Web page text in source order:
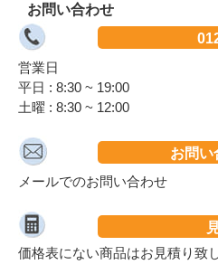
お問い合わせ
営業日
平日 : 8:30 ~ 19:00
土曜 : 8:30 ~ 12:00
お問い
メールでのお問い合わせ
価格表にない商品はお見積り致